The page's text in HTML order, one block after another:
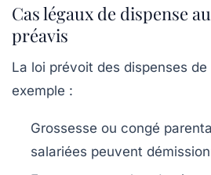
Cas légaux de dispense
préavis
La loi prévoit des dispenses
exemple :
Grossesse ou congé
salariées peuvent